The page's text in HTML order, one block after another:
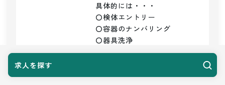
求人を探す
具体的には・・・
〇検体エントリー
〇容器のナンバリング
〇器具洗浄
〇かたずけ